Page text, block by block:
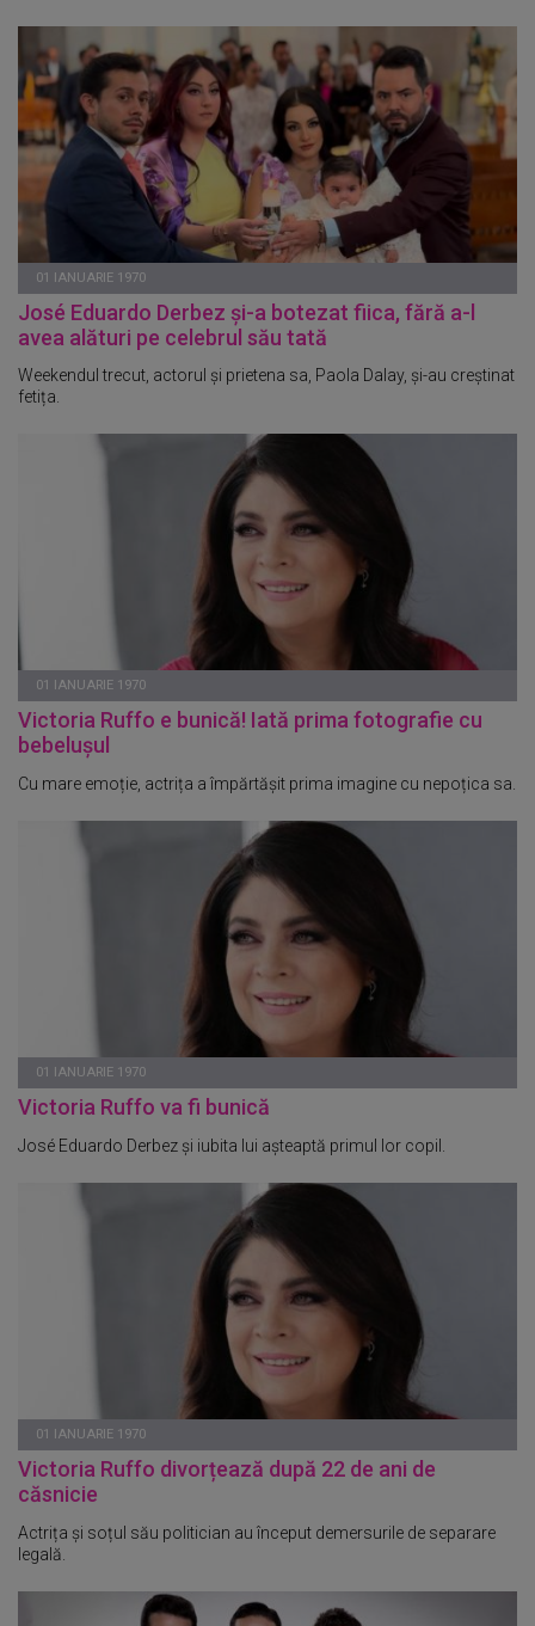
01 IANUARIE 1970
José Eduardo Derbez și-a botezat fiica, fără a-l
avea alături pe celebrul său tată
Weekendul trecut, actorul și prietena sa, Paola Dalay, și-au creștinat
fetița.
01 IANUARIE 1970
Victoria Ruffo e bunică! Iată prima fotografie cu
bebelușul
Cu mare emoție, actrița a împărtășit prima imagine cu nepoțica sa.
01 IANUARIE 1970
Victoria Ruffo va fi bunică
José Eduardo Derbez și iubita lui așteaptă primul lor copil.
01 IANUARIE 1970
Victoria Ruffo divorțează după 22 de ani de
căsnicie
Actrița și soțul său politician au început demersurile de separare
legală.